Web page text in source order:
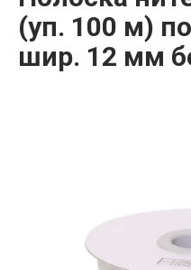
(уп. 100 м)
шир. 12 мм